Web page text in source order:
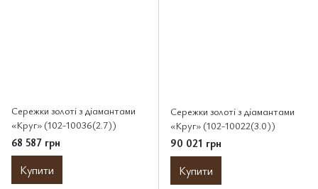
Сережки золоті з діамантами
«Круг» (102-10036(2.7))
68 587 грн
Купити
Сережки золоті з діамантами
«Круг» (102-10022(3.0))
90 021 грн
Купити